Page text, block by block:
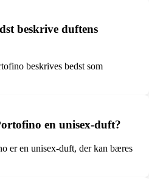
beskrive duftens
beskrives bedst som
en unisex-duft?
er en unisex-duft, der kan bæres